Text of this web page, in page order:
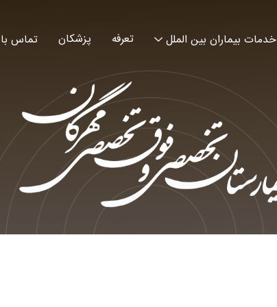
خدمات بیماران بین الملل تعرفه پزشکان تماس